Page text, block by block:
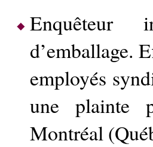
Enquêteur
d’emballage.
employés
une plainte
Montréal